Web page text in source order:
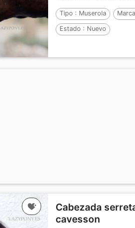
Tipo : Muserola
Estado : Nuevo
Cabezada
cavesson